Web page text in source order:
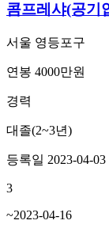
콤프레샤(공기
서울 영등포구
연봉 4000만원
경력
대졸(2~3년)
등록일 2023-04-03
3
~2023-04-16